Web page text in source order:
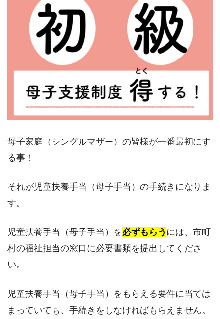
母子家庭（シングルマザー）の皆様が一番最初にす
る事！
それが児童扶養手当（母子手当）の手続きになりま
す。
児童扶養手当（母子手当）を必ずもらう には、市町
村の福祉担当の窓口に必要書類を提出してくださ
い。
児童扶養手当（母子手当）をもらえる要件に当ては
まっていても、手続きをしなければもらえません。